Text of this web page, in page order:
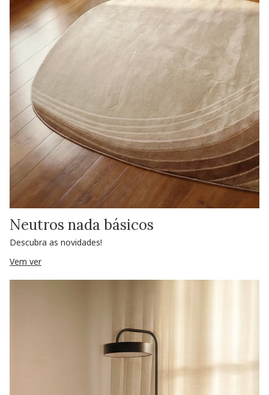
Neutros nada básicos
Descubra as novidades!
Vem ver